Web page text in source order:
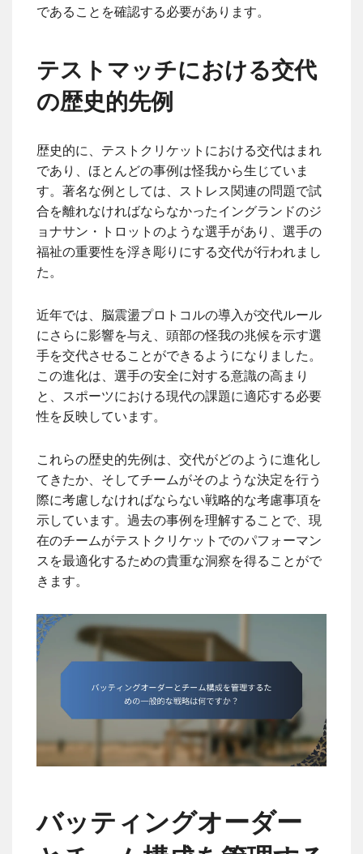
であることを確認する必要があります。
テストマッチにおける交代
の歴史的先例
歴史的に、テストクリケットにおける交代はまれ
であり、ほとんどの事例は怪我から生じていま
す。著名な例としては、ストレス関連の問題で試
合を離れなければならなかったイングランドのジ
ョナサン・トロットのような選手があり、選手の
福祉の重要性を浮き彫りにする交代が行われまし
た。
近年では、脳震盪プロトコルの導入が交代ルール
にさらに影響を与え、頭部の怪我の兆候を示す選
手を交代させることができるようになりました。
この進化は、選手の安全に対する意識の高まり
と、スポーツにおける現代の課題に適応する必要
性を反映しています。
これらの歴史的先例は、交代がどのように進化し
てきたか、そしてチームがそのような決定を行う
際に考慮しなければならない戦略的な考慮事項を
示しています。過去の事例を理解することで、現
在のチームがテストクリケットでのパフォーマン
スを最適化するための貴重な洞察を得ることがで
きます。
バッティングオーダー